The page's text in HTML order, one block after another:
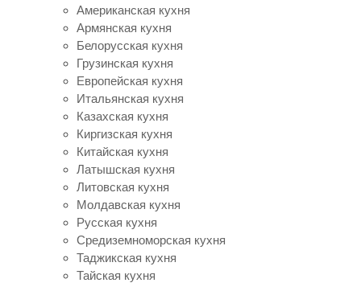
Американская кухня
Армянская кухня
Белорусская кухня
Грузинская кухня
Европейская кухня
Итальянская кухня
Казахская кухня
Киргизская кухня
Китайская кухня
Латышская кухня
Литовская кухня
Молдавская кухня
Русская кухня
Средиземноморская кухня
Таджикская кухня
Тайская кухня